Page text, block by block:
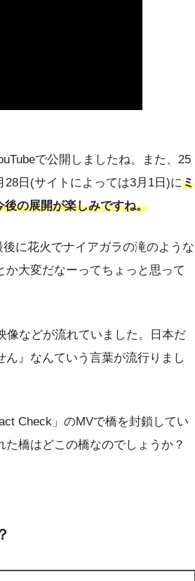
で公開しましたね。また、25
28日(サイトによっては3月1日)にミ
の展開が楽しみですね。
に花火でナイアガラの滝のような
大変だなーってちょっと思って
像などが流れていました。日本だ
』なんていう言葉が流行りまし
Check」のMVで橋を封鎖してい
橋はどこの橋なのでしょうか？